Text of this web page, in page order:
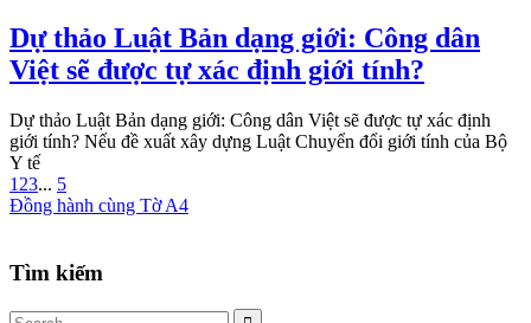
Dự thảo Luật Bản dạng giới: Công dân
Việt sẽ được tự xác định giới tính?
Dự thảo Luật Bản dạng giới: Công dân Việt sẽ được tự xác định
giới tính? Nếu đề xuất xây dựng Luật Chuyển đổi giới tính của Bộ
Y tế
1 23... 5
Đồng hành cùng Tờ A4
Tìm kiếm